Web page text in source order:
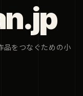
品をつなぐための小